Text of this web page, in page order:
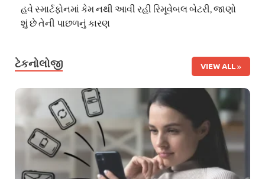
હવે સ્માર્ટફોનમાં કેમ નથી આવી રહી રિમૂવેબલ બેટરી, જાણો
શું છે તેની પાછળનું કારણ
ટેકનોલોજી VIEW ALL